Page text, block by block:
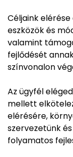
Céljaink
eszközök és
valamint
fejlődését
színvonalon
Az ügyfél
mellett
elérésére,
szervezetünk
folyamatos